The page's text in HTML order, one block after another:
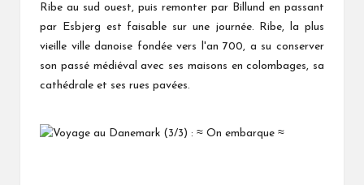
Ribe au sud ouest, puis remonter par Billund en passant
par Esbjerg est faisable sur une journée. Ribe, la plus
vieille ville danoise fondée vers l'an 700, a su conserver
son passé médiéval avec ses maisons en colombages, sa
cathédrale et ses rues pavées.